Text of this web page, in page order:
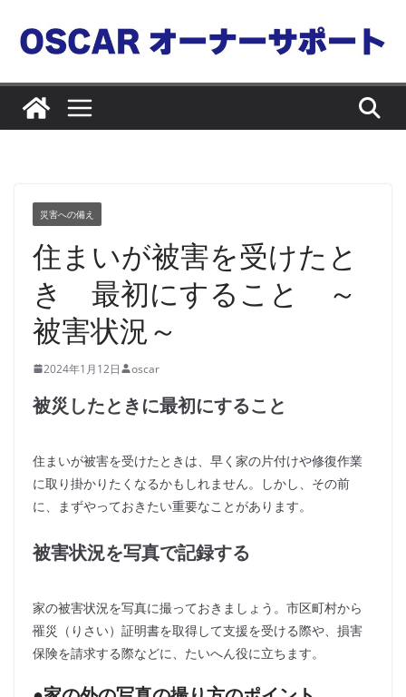
ン
災害への備え
住まいが被害を受けたと
き 最初にすること ～
被害状況～
2024年1月12日 oscar
被災したときに最初にすること
住まいが被害を受けたときは、早く家の片付けや修復作業
に取り掛かりたくなるかもしれません。しかし、その前
に、まずやっておきたい重要なことがあります。
被害状況を写真で記録する
家の被害状況を写真に撮っておきましょう。市区町村から
罹災（りさい）証明書を取得して支援を受ける際や、損害
保険を請求する際などに、たいへん役に立ちます。